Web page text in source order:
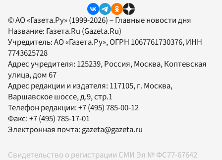
© АО «Газета.Ру» (1999-2026) – Главные новости дня
Название: Газета.Ru (Gazeta.Ru)
Учредитель:АО «Газета.Ру», ОГРН 1067761730376, ИНН
7743625728
Адрес учредителя: 125239, Россия, Москва, Коптевская
улица, дом 67
Адрес редакции и издателя: 117105, г. Москва,
Варшавское шоссе, д.9, стр.1
Телефон редакции:+7 (495) 785-00-12
Факс:+7 (495) 785-17-01
Электронная почта:gazeta@gazeta.ru
Свидетельство о регистрации СМИ Эл № ФС77-67642